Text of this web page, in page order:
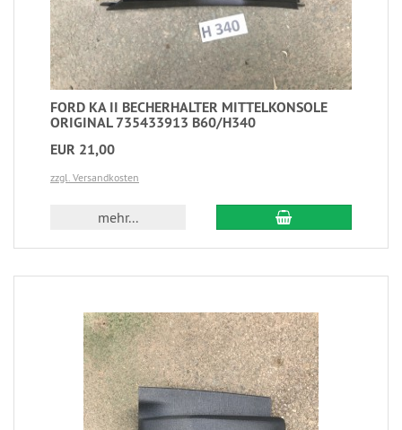
FORD KA II BECHERHALTER MITTELKONSOLE
ORIGINAL 735433913 B60/H340
EUR 21,00
zzgl. Versandkosten
mehr...